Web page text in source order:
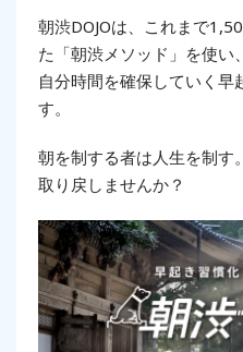
朝渋DOJOは、これまで
た「朝渋メソッド」を使い
自分時間を確保していく
す。
朝を制する者は人生を制す
取り戻しませんか？